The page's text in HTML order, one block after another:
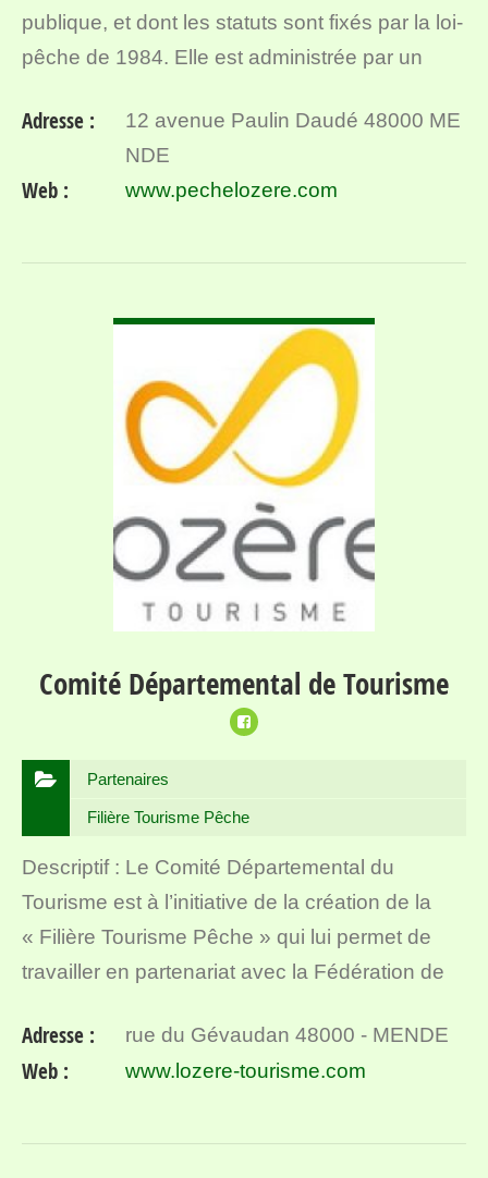
publique, et dont les statuts sont fixés par la loi-
pêche de 1984. Elle est administrée par un
bénévoles, élus tous…
Adresse :
12 avenue Paulin Daudé 48000 ME
NDE
Web : www.pechelozere.com
Comité Départemental de Tourisme
Partenaires
Filière Tourisme Pêche
Descriptif : Le Comité Départemental du
Tourisme est à l’initiative de la création de la
« Filière Tourisme Pêche » qui lui permet de
travailler en partenariat avec la Fédération de
Cette démarche d…
Adresse : rue du Gévaudan 48000 - MENDE
Web : www.lozere-tourisme.com